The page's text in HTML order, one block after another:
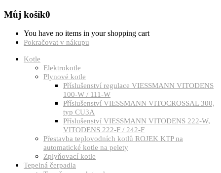
Můj košík0
You have no items in your shopping cart
Pokračovat v nákupu
Kotle
Elektrokotle
Plynové kotle
Příslušenství regulace VIESSMANN VITODENS
100-W / 111-W
Příslušenství VIESSMANN VITOCROSSAL 300,
typ CU3A
Příslušenství VIESSMANN VITODENS 222-W,
VITODENS 222-F / 242-F
Přestavba teplovodních kotlů ROJEK KTP na
automatické kotle na pelety
Zplyňovací kotle
Tepelná čerpadla